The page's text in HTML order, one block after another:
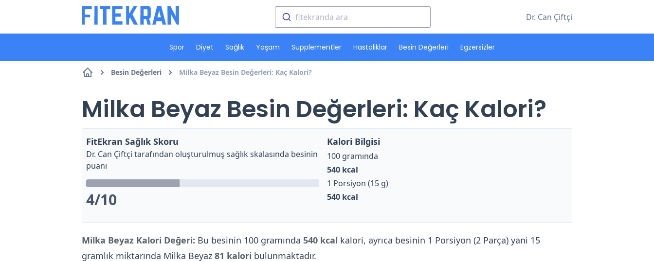
fitekranda ara Dr. Can Çiftçi
Spor Diyet Sağlık Yaşam Supplementler Hastalıklar Besin Değerleri Egzersizler
Besin Değerleri Milka Beyaz Besin Değerleri: Kaç Kalori?
Milka Beyaz Besin Değerleri: Kaç Kalori?
FitEkran Sağlık Skoru
Dr. Can Çiftçi tarafından oluşturulmuş sağlık skalasında besinin
puanı
4/10
Kalori Bilgisi
100 gramında
540 kcal
1 Porsiyon (15 g)
540 kcal
Milka Beyaz Kalori Değeri: Bu besinin 100 gramında 540 kcal kalori, ayrıca besinin 1 Porsiyon (2 Parça) yani 15
gramlık miktarında Milka Beyaz 81 kalori bulunmaktadır.